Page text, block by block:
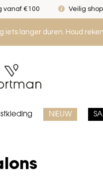
iets langer duren. Houd
NIEUW
vanaf €100 Veilig